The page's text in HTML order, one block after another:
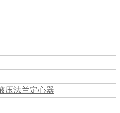
压法兰定心器